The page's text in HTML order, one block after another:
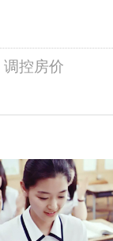
调控房价